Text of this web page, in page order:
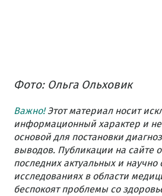
Фото: Ольга Ольховик
Важно!Этот материал носит
информационный характер и
основой для постановки
выводов. Публикации на сайте
последних актуальных и научно
исследованиях в области
беспокоят проблемы со